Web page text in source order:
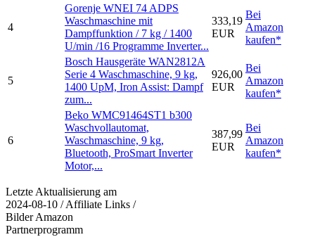
4
Gorenje WNEI 74 ADPS
Waschmaschine mit
Dampffunktion / 7 kg / 1400
U/min /16 Programme Inverter...
333,19
EUR
Bei
Amazon
kaufen*
5
Bosch Hausgeräte WAN2812A
Serie 4 Waschmaschine, 9 kg,
1400 UpM, Iron Assist: Dampf
zum...
926,00
EUR
Bei
Amazon
kaufen*
6
Beko WMC91464ST1 b300
Waschvollautomat,
Waschmaschine, 9 kg,
Bluetooth, ProSmart Inverter
Motor,...
387,99
EUR
Bei
Amazon
kaufen*
Letzte Aktualisierung am
2024-08-10 / Affiliate Links /
Bilder Amazon
Partnerprogramm